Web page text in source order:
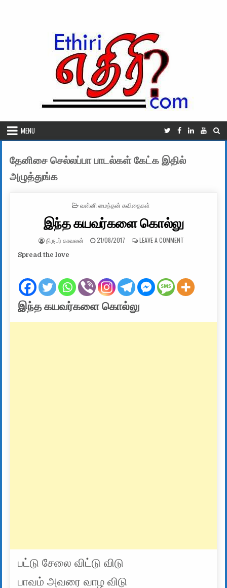
MENU
தேனிசை செல்லப்பா பாடல்கள் கேட்க இதில்
அழுத்துங்க
POSTED IN
வன்னி மைந்தன் கவிதைகள்
இந்த கயவர்களை கொல்லு
AUTHOR:
நிருபர் காவலன் PUBLISHED DATE:
21/08/2017 LEAVE A COMMENTON இந்த
Spread the love
இந்த கயவர்களை கொல்லு
பட்டு சேலை விட்டு விடு
பாவம் அவரை வாழ விடு